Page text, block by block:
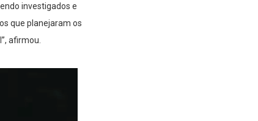
investigados e
que planejaram os
afirmou.